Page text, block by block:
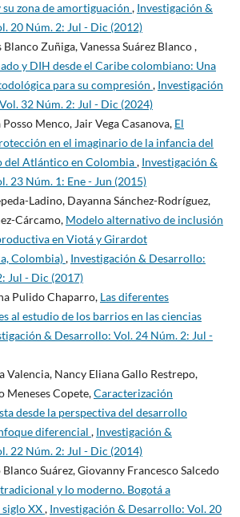
zona de amortiguación , Investigación &
20 Núm. 2: Jul - Dic (2012)
Zuñiga, Vanessa Suárez Blanco ,
y DIH desde el Caribe colombiano: Una
para su compresión , Investigación
32 Núm. 2: Jul - Dic (2024)
Menco, Jair Vega Casanova, El
en el imaginario de la infancia del
del Atlántico en Colombia, Investigación &
23 Núm. 1: Ene - Jun (2015)
Ladino, Dayanna Sánchez-Rodríguez,
Cárcamo, Modelo alternativo de inclusión
en Viotá y Girardot
Colombia), Investigación & Desarrollo:
Jul - Dic (2017)
Pulido Chaparro, Las diferentes
al estudio de los barrios en las ciencias
& Desarrollo: Vol. 24 Núm. 2: Jul -
Valencia, Nancy Eliana Gallo Restrepo,
Meneses Copete,Caracterización
desde la perspectiva del desarrollo
diferencial , Investigación &
22 Núm. 2: Jul - Dic (2014)
Suárez, Giovanny Francesco Salcedo
y lo moderno. Bogotá a
XX, Investigación & Desarrollo: Vol. 20